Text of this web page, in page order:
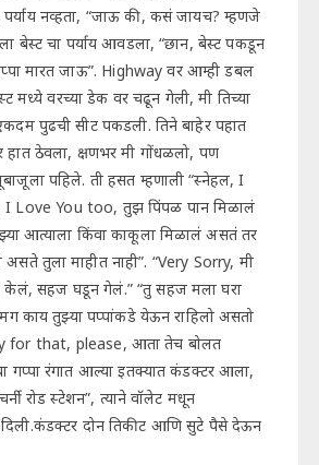
पर्याय नव्हता, “जाऊ की, कसं जायच? म्हणजे
बेस्ट चा पर्याय आवडला, “छान, बेस्ट पकडून
मारत जाऊ”. Highway वर आम्ही डबल
मध्ये वरच्या डेक वर चढून गेली, मी तिच्या
पुढची सीट पकडली. तिने बाहेर पहात
हात ठेवला, क्षणभर मी गोंधळलो, पण
पहिले. ती हसत म्हणाली “स्नेहल, I
I Love You too, तुझ पिंपळ पान मिळालं
आत्याला किंवा काकूला मिळालं असतं तर
तुला माहीत नाही”. “Very Sorry, मी
केलं, सहज घडून गेलं.” “तु सहज मला घरा
काय तुझ्या पप्पांकडे येऊन राहिलो असतो
for that, please, आता तेच बोलत
गप्पा रंगात आल्या इतक्यात कंडक्टर आला,
रोड स्टेशन”, त्याने वॉलेट मधून
दिली.कंडक्टर दोन तिकीट आणि सुटे पैसे देऊन